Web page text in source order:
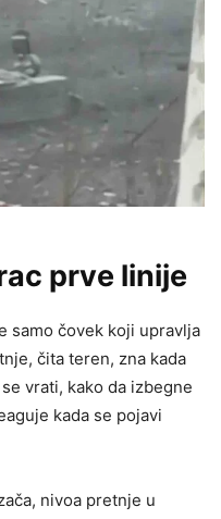
prve linije
samo čovek koji upravlja
čita teren, zna kada
vrati, kako da izbegne
kada se pojavi
nivoa pretnje u